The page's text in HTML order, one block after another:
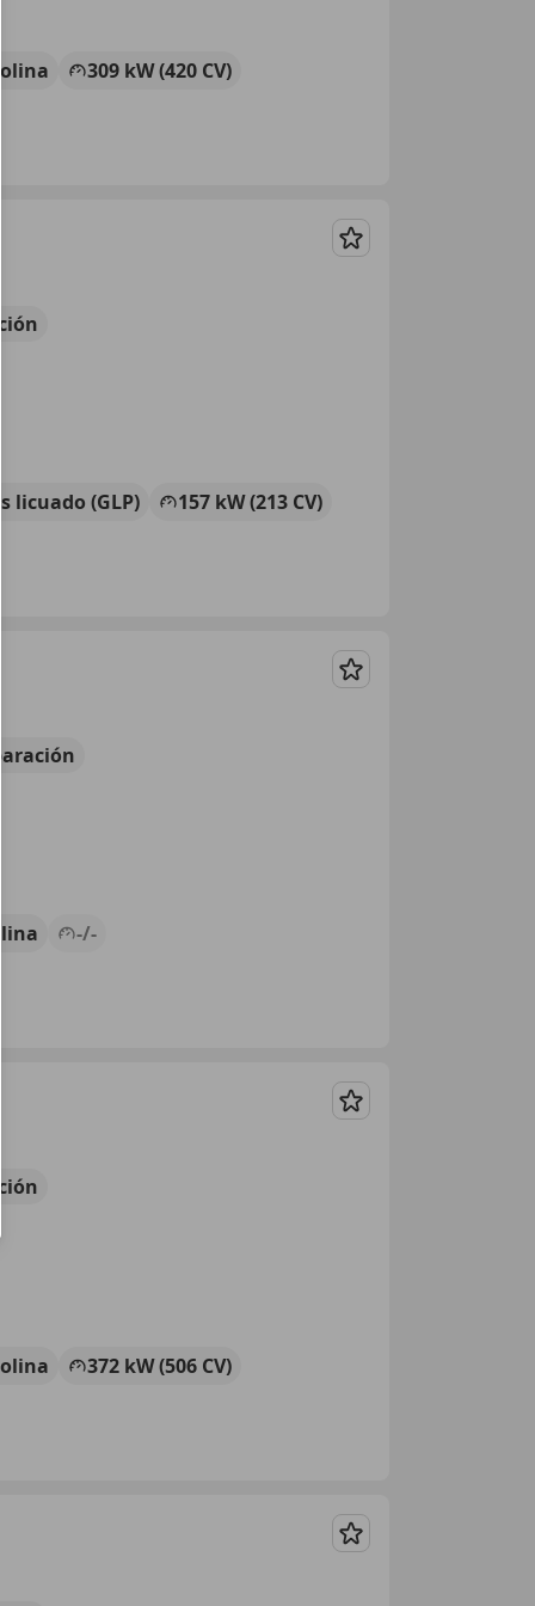
309 kW (420 CV)
Guardar
licuado (GLP)
157 kW (213 CV)
Guardar
-/-
Guardar
372 kW (506 CV)
Guardar